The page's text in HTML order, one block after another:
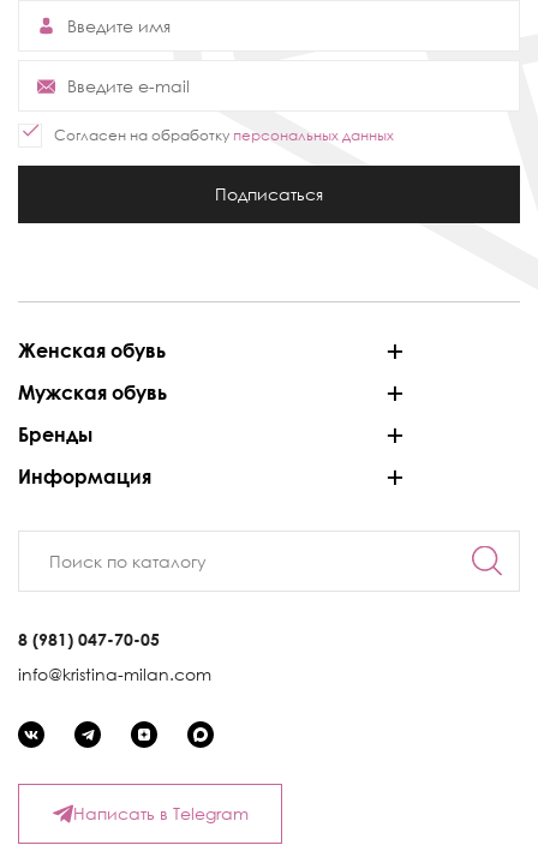
Согласен на обработку персональных данных
Подписаться
Женская обувь
Мужская обувь
Бренды
Информация
8 (981) 047-70-05
info@kristina-milan.com
Написать в Telegram